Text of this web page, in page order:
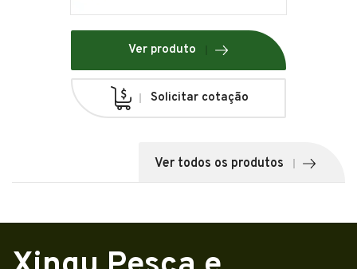
Ver produto
Solicitar cotação
Ver todos os produtos